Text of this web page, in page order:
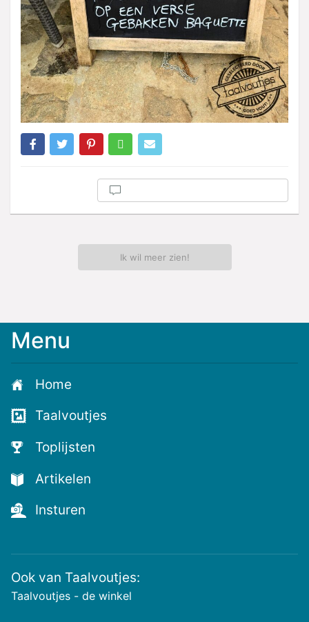
Ik wil meer zien!
Menu
Home
Taalvoutjes
Toplijsten
Artikelen
Insturen
Ook van Taalvoutjes:
Taalvoutjes - de winkel